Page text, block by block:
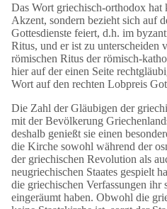
Das Wort griechisch-orthodox hat
Akzent, sondern bezieht sich auf
Gottesdienste feiert, d.h. im
Ritus, und er ist zu unterscheiden
römischen Ritus der römisch-
hier auf der einen Seite
Wort auf den rechten Lobpreis
Die Zahl der Gläubigen der
mit der Bevölkerung
deshalb genießt sie einen
die Kirche sowohl während der
der griechischen Revolution als
neugriechischen Staates gespielt
die griechischen Verfassungen ihr
eingeräumt haben. Obwohl die